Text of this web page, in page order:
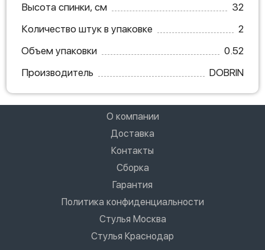
Высота спинки, см
32
Количество штук в упаковке
2
Объем упаковки
0.52
Производитель
DOBRIN
О компании
Доставка
Контакты
Сборка
Гарантия
Политика конфиденциальности
Стулья Москва
Стулья Краснодар